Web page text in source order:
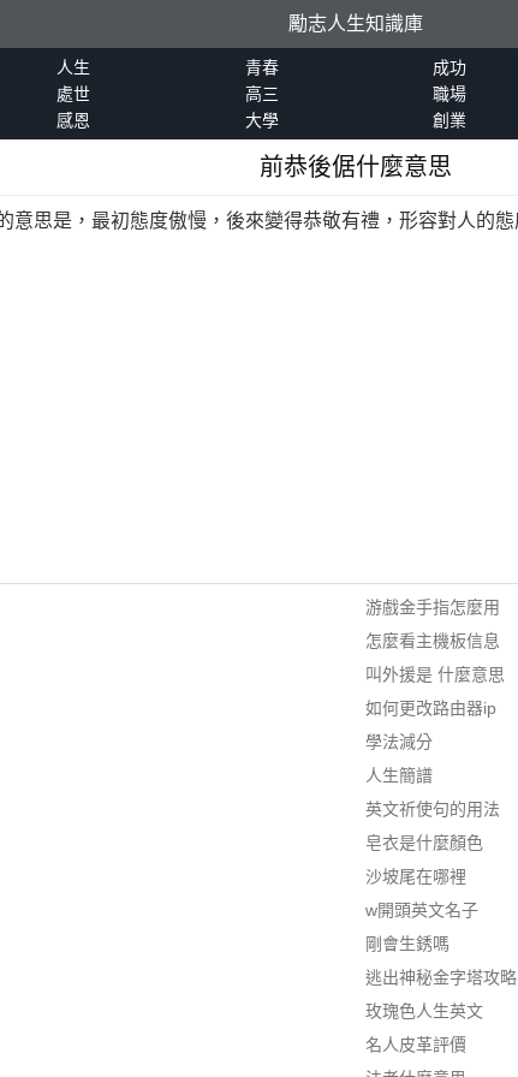
勵志人生知識庫
人生 青春 成功
處世 高三 職場
感恩 大學 創業
前恭後倨什麼意思
意思是，最初態度傲慢，後來變得恭敬有禮，形容對人的
游戲金手指怎麼用
怎麼看主機板信息
叫外援是 什麼意思
如何更改路由器ip
學法減分
人生簡譜
英文祈使句的用法
皂衣是什麼顏色
沙坡尾在哪裡
w開頭英文名子
剛會生銹嗎
逃出神秘金字塔攻略
玫瑰色人生英文
名人皮革評價